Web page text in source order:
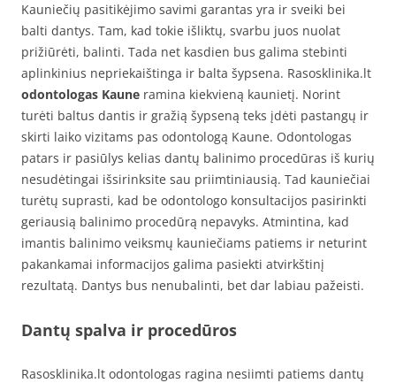
Kauniečių pasitikėjimo savimi garantas yra ir sveiki bei
balti dantys. Tam, kad tokie išliktų, svarbu juos nuolat
prižiūrėti, balinti. Tada net kasdien bus galima stebinti
aplinkinius nepriekaištinga ir balta šypsena. Rasosklinika.lt
odontologas Kaune ramina kiekvieną kaunietį. Norint
turėti baltus dantis ir gražią šypseną teks įdėti pastangų ir
skirti laiko vizitams pas odontologą Kaune. Odontologas
patars ir pasiūlys kelias dantų balinimo procedūras iš kurių
nesudėtingai išsirinksite sau priimtiniausią. Tad kauniečiai
turėtų suprasti, kad be odontologo konsultacijos pasirinkti
geriausią balinimo procedūrą nepavyks. Atmintina, kad
imantis balinimo veiksmų kauniečiams patiems ir neturint
pakankamai informacijos galima pasiekti atvirkštinį
rezultatą. Dantys bus nenubalinti, bet dar labiau pažeisti.
Dantų spalva ir procedūros
Rasosklinika.lt odontologas ragina nesiimti patiems dantų